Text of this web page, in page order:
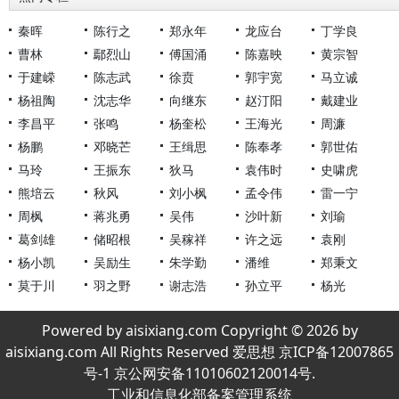
秦晖 陈行之 郑永年 龙应台
丁学良
曹林
鄢烈山 傅国涌 陈嘉映
黄宗智
于建嵘
陈志武 徐贲 郭宇宽
马立诚
杨祖陶
沈志华 向继东 赵汀阳
戴建业
李昌平
张鸣 杨奎松 王海光
周濂
杨鹏
邓晓芒 王缉思 陈奉孝
郭世佑
马玲
王振东 狄马 袁伟时
史啸虎
熊培云
秋风 刘小枫 孟令伟
雷一宁
周枫
蒋兆勇 吴伟 沙叶新
刘瑜
葛剑雄
储昭根 吴稼祥 许之远
袁刚
杨小凯
吴励生 朱学勤 潘维
郑秉文
莫于川
羽之野 谢志浩 孙立平 杨光
Powered by aisixiang.com Copyright © 2026 by
aisixiang.com All Rights Reserved 爱思想 京ICP备12007865
号-1 京公网安备11010602120014号.
工业和信息化部备案管理系统